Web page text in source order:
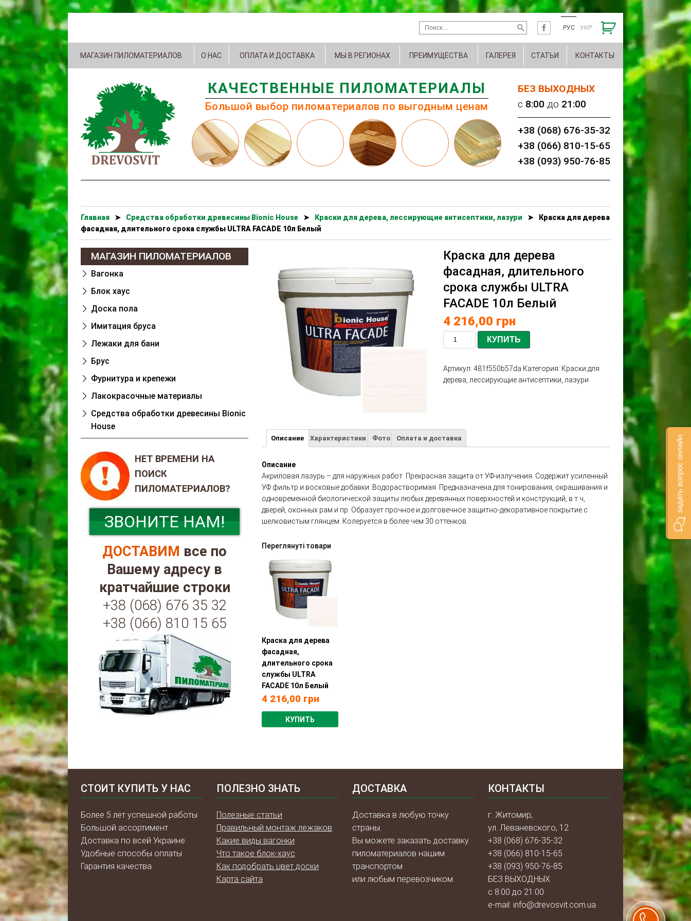
РУС УКР
МАГАЗИН ПИЛОМАТЕРИАЛОВ О НАС ОПЛАТА И ДОСТАВКА МЫ В РЕГИОНАХ ПРЕИМУЩЕСТВА ГАЛЕРЕЯ СТАТЬИ КОНТАКТЫ
БЕЗ ВЫХОДНЫХ
c 8:00 до 21:00
+38 (068) 676-35-32
+38 (066) 810-15-65
+38 (093) 950-76-85
КАЧЕСТВЕННЫЕ ПИЛОМАТЕРИАЛЫ
Большой выбор пиломатериалов по выгодным ценам
Главная ➤ Cредства обработки древесины Bionic House ➤ Краски для дерева, лессирующие антисептики, лазури ➤
Краска для дерева
фасадная, длительного срока службы ULTRA FACADE 10л Белый
Краска для дерева
фасадная, длительного
срока службы ULTRA
FACADE 10л Белый
4 216,00 грн
КУПИТЬ
Артикул: 481f550b57da Категория: Краски для
дерева, лессирующие антисептики, лазури
Описание Характеристики Фото Оплата и доставка
Описание
Акриловая лазурь – для наружных работ. Прекрасная защита от УФ-излучения. Содержит усиленный
УФ фильтр и восковые добавки. Водорастворимая. Предназначена для тонирования, окрашивания и
одновременной биологической защиты любых деревянных поверхностей и конструкций, в т.ч,
дверей, оконных рам и пр. Образует прочное и долговечное защитно-декоративное покрытие с
шелковистым глянцем. Колеруется в более чем 30 оттенков.
Переглянуті товари
Краска для дерева
фасадная,
длительного срока
службы ULTRA
FACADE 10л Белый
4 216,00грн
КУПИТЬ
МАГАЗИН ПИЛОМАТЕРИАЛОВ
Вагонка
Блок хаус
Доска пола
Имитация бруса
Лежаки для бани
Брус
Фурнитура и крепежи
Лакокрасочные материалы
Cредства обработки древесины Bionic
House
НЕТ ВРЕМЕНИ НА
ПОИСК
ПИЛОМАТЕРИАЛОВ?
ЗВОНИТЕ НАМ!
ДОСТАВИМ все по
Вашему адресу в
кратчайшие строки
+38 (068) 676 35 32
+38 (066) 810 15 65
СТОИТ КУПИТЬ У НАС
Более 5 лет успешной работы
Большой ассортимент
Доставка по всей Украине
Удобные способы оплаты
Гарантия качества
ПОЛЕЗНО ЗНАТЬ
Полезные статьи
Правильный монтаж лежаков
Какие виды вагонки
Что такое блок-хаус
Как подобрать цвет доски
Карта сайта
ДОСТАВКА
Доставка в любую точку
страны.
Вы можете заказать доставку
пиломатериалов нашим
транспортом
или любым перевозчиком.
КОНТАКТЫ
г. Житомир,
ул. Леваневского, 12
+38 (068) 676-35-32
+38 (066) 810-15-65
+38 (093) 950-76-85
БЕЗ ВЫХОДНЫХ
с 8:00 до 21:00
e-mail: info@drevosvit.com.ua
задать вопрос онлайн